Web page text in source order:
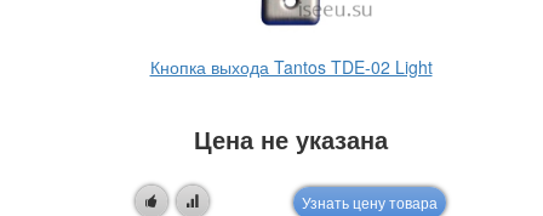
Кнопка выхода Tantos TDE-02 Light
Цена не указана
Узнать цену товара